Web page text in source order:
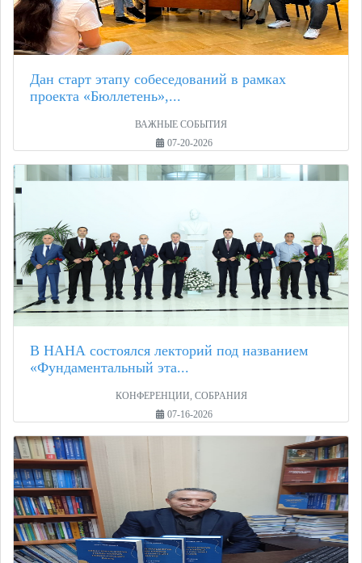
Дан старт этапу собеседований в рамках
проекта «Бюллетень»,...
ВАЖНЫЕ СОБЫТИЯ
07-20-2026
В НАНА состоялся лекторий под названием
«Фундаментальный эта...
КОНФЕРЕНЦИИ, СОБРАНИЯ
07-16-2026